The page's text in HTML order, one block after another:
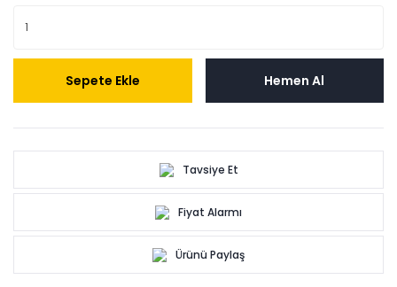
Sepete Ekle Hemen Al
Tavsiye Et
Fiyat Alarmı
Ürünü Paylaş